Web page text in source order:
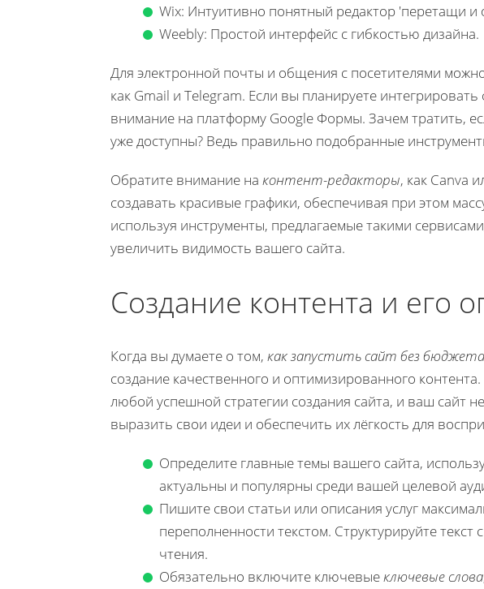
Wix: Интуитивно понятный редактор 'перетащи и
Weebly: Простой интерфейс с гибкостью дизайна.
Для электронной почты и общения с посетителями
как Gmail и Telegram. Если вы планируете
внимание на платформу Google Формы. Зачем тратить,
уже доступны? Ведь правильно подобранные
Обратите внимание на контент-редакторы, как Canva
создавать красивые графики, обеспечивая при этом
используя инструменты, предлагаемые такими
увеличить видимость вашего сайта.
Создание контента и его
Когда вы думаете о том, как запустить сайт без бюджета
создание качественного и оптимизированного
любой успешной стратегии создания сайта, и ваш сайт
выразить свои идеи и обеспечить их лёгкость для
Определите главные темы вашего сайта,
актуальны и популярны среди вашей целевой
Пишите свои статьи или описания услуг
переполненности текстом. Структурируйте текст с
чтения.
Обязательно включите ключевыеключевые слова